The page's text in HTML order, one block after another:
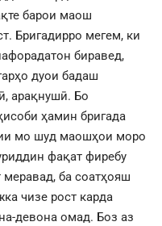
барои маош
Бригадирро мегем, ки
биравед,
дуои бадаш
арақнушӣ. Бо
ҳамин бригада
мо шуд маошҳои моро
фақат фиребу
меравад, ба соатҳояш
чизе рост карда
девона омад. Боз аз